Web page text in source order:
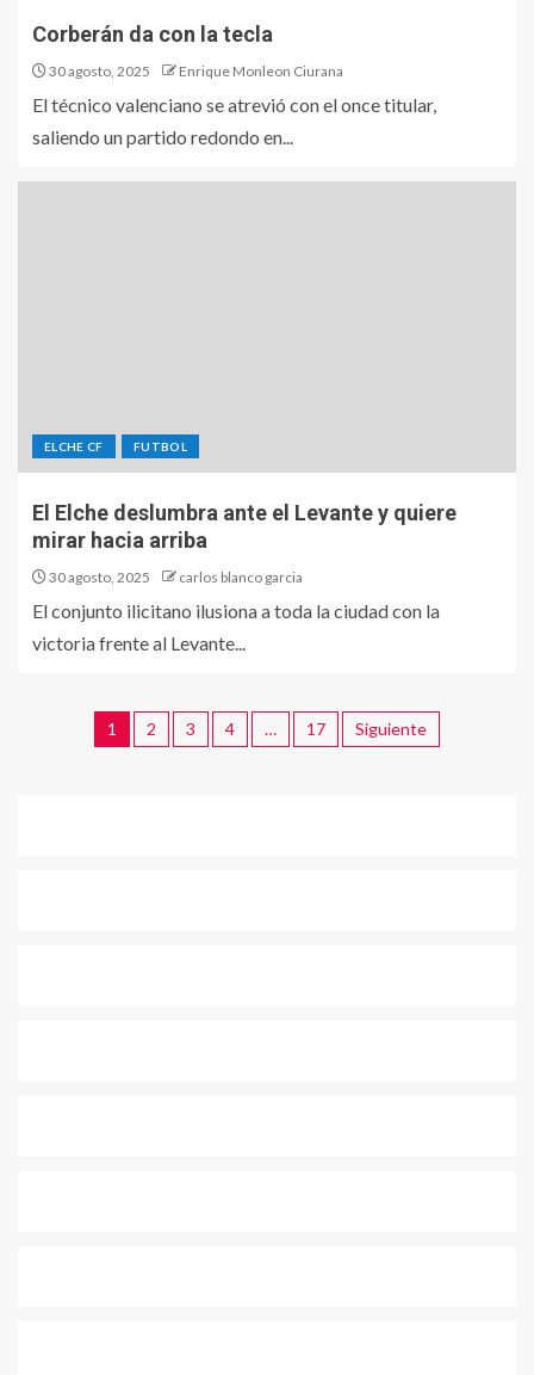
Corberán da con la tecla
30 agosto, 2025 Enrique Monleon Ciurana
El técnico valenciano se atrevió con el once titular,
saliendo un partido redondo en...
ELCHE CF FUTBOL
El Elche deslumbra ante el Levante y quiere
mirar hacia arriba
30 agosto, 2025 carlos blanco garcia
El conjunto ilicitano ilusiona a toda la ciudad con la
victoria frente al Levante...
1 2 3 4 … 17 Siguiente